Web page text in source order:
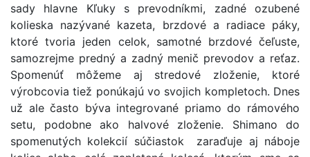
sady hlavne Kľuky s prevodníkmi, zadné ozubené
kolieska nazývané kazeta, brzdové a radiace páky,
ktoré tvoria jeden celok, samotné brzdové čeľuste,
samozrejme predný a zadný menič prevodov a reťaz.
Spomenúť môžeme aj stredové zloženie, ktoré
výrobcovia tiež ponúkajú vo svojich kompletoch. Dnes
už ale často býva integrované priamo do rámového
setu, podobne ako halvové zloženie. Shimano do
spomenutých kolekcií súčiastok zaraďuje aj náboje